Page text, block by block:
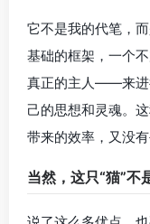
它不是我的代笔，
基础的框架，一个
真正的主人——来进
己的思想和灵魂。
带来的效率，又没
当然，这只“猫”不